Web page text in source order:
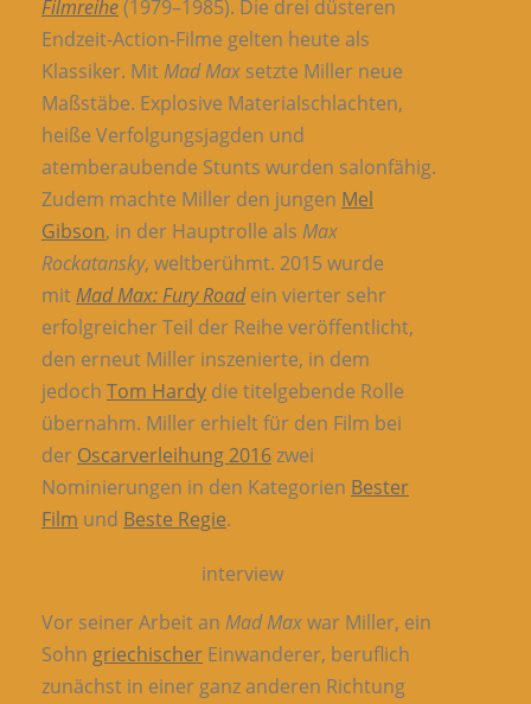
Filmreihe(1979–1985). Die drei düsteren
Endzeit-Action-Filme gelten heute als
Klassiker. MitMad Max setzte Miller neue
Maßstäbe. Explosive Materialschlachten,
heiße Verfolgungsjagden und
atemberaubende Stunts wurden salonfähig.
Zudem machte Miller den jungen Mel
Gibson, in der Hauptrolle als Max
Rockatansky, weltberühmt. 2015 wurde
mitMad Max: Fury Roadein vierter sehr
erfolgreicher Teil der Reihe veröffentlicht,
den erneut Miller inszenierte, in dem
jedoch Tom Hardy die titelgebende Rolle
übernahm. Miller erhielt für den Film bei
der Oscarverleihung 2016zwei
Nominierungen in den Kategorien Bester
Film und Beste Regie.
interview
Vor seiner Arbeit an Mad Maxwar Miller, ein
Sohn griechischer Einwanderer, beruflich
zunächst in einer ganz anderen Richtung